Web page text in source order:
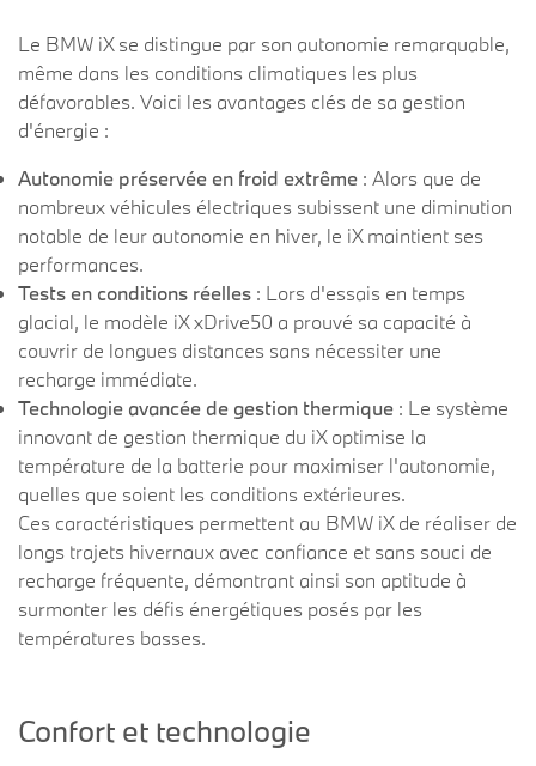
Le BMW iX se distingue par son autonomie remarquable,
même dans les conditions climatiques les plus
défavorables. Voici les avantages clés de sa gestion
d'énergie :
Autonomie préservée en froid extrême : Alors que de
nombreux véhicules électriques subissent une diminution
notable de leur autonomie en hiver, le iX maintient ses
performances.
Tests en conditions réelles : Lors d'essais en temps
glacial, le modèle iX xDrive50 a prouvé sa capacité à
couvrir de longues distances sans nécessiter une
recharge immédiate.
Technologie avancée de gestion thermique : Le système
innovant de gestion thermique du iX optimise la
température de la batterie pour maximiser l'autonomie,
quelles que soient les conditions extérieures.
Ces caractéristiques permettent au BMW iX de réaliser de
longs trajets hivernaux avec confiance et sans souci de
recharge fréquente, démontrant ainsi son aptitude à
surmonter les défis énergétiques posés par les
températures basses.
Confort et technologie